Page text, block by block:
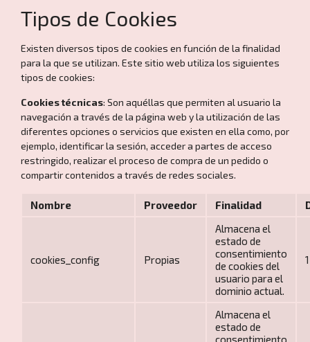
Tipos de Cookies
Existen diversos tipos de cookies en función de la finalidad
para la que se utilizan. Este sitio web utiliza los siguientes
tipos de cookies:
Cookies técnicas: Son aquéllas que permiten al usuario la
navegación a través de la página web y la utilización de las
diferentes opciones o servicios que existen en ella como, por
ejemplo, identificar la sesión, acceder a partes de acceso
restringido, realizar el proceso de compra de un pedido o
compartir contenidos a través de redes sociales.
Nombre Proveedor Finalidad
cookies_config Propias
Almacena el
estado de
consentimiento
de cookies del
usuario para el
dominio actual.
Almacena el
estado de
consentimiento